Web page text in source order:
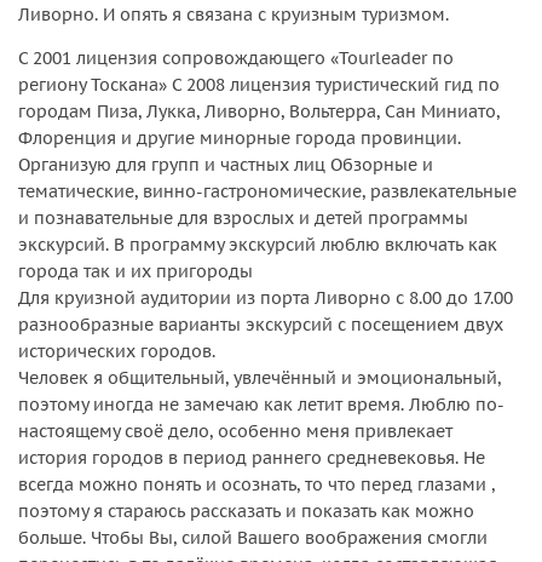
Ливорно. И опять я связана с круизным туризмом.
С 2001 лицензия сопровождающего «Tourleader по
региону Тоскана» С 2008 лицензия туристический гид по
городам Пиза, Лукка, Ливорно, Вольтерра, Сан Миниато,
Флоренция и другие минорные города провинции.
Организую для групп и частных лиц Обзорные и
тематические, винно-гастрономические, развлекательные
и познавательные для взрослых и детей программы
экскурсий. В программу экскурсий люблю включать как
города так и их пригороды
Для круизной аудитории из порта Ливорно с 8.00 до 17.00
разнообразные варианты экскурсий с посещением двух
исторических городов.
Человек я общительный, увлечённый и эмоциональный,
поэтому иногда не замечаю как летит время. Люблю по-
настоящему своё дело, особенно меня привлекает
история городов в период раннего средневековья. Не
всегда можно понять и осознать, то что перед глазами ,
поэтому я стараюсь рассказать и показать как можно
больше. Чтобы Вы, силой Вашего воображения смогли